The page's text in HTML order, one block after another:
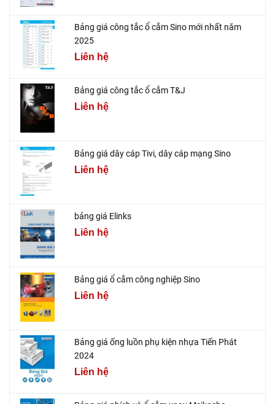
Bảng giá công tắc ổ cắm Sino mới nhất năm
2025
Liên hệ
Bảng giá công tắc ổ cắm T&J
Liên hệ
Bảng giá dây cáp Tivi, dây cáp mạng Sino
Liên hệ
bảng giá Elinks
Liên hệ
Bảng giá ổ cắm công nghiệp Sino
Liên hệ
Bảng giá ống luồn phụ kiện nhựa Tiến Phát
2024
Liên hệ